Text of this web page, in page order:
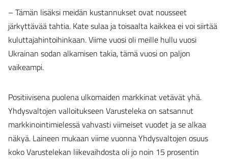
– Tämän lisäksi meidän kustannukset ovat nousseet
järkyttävää tahtia. Kate sulaa ja toisaalta kaikkea ei voi siirtää
kuluttajahintoihinkaan. Viime vuosi oli meille hullu vuosi
Ukrainan sodan alkamisen takia, tämä vuosi on paljon
vaikeampi.
Positiivisena puolena ulkomaiden markkinat vetävät yhä.
Yhdysvaltojen valloitukseen Varusteleka on satsannut
markkinointimielessä vahvasti viimeiset vuodet ja se alkaa
näkyä. Laineen mukaan viime vuonna Yhdysvaltojen osuus
koko Varustelekan liikevaihdosta oli jo noin 15 prosentin